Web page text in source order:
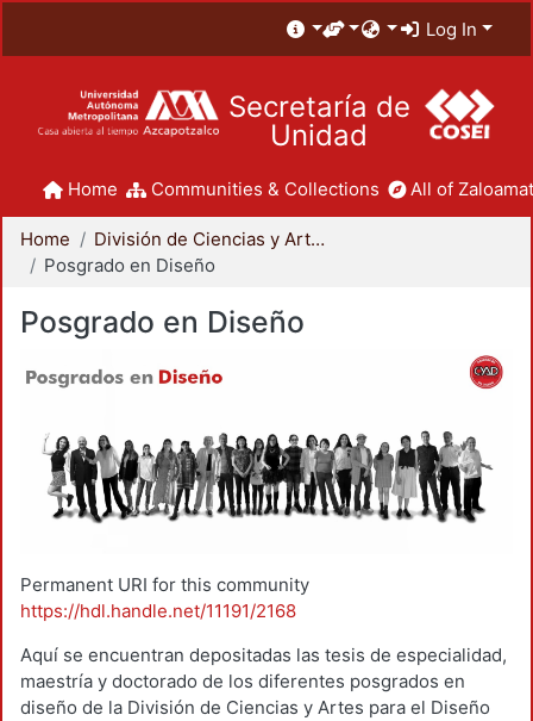
Log In
Secretaría de
Unidad
Home Communities & Collections All of
Home
División de Ciencias y Artes para el Diseño
Posgrado en Diseño
Posgrado en Diseño
Permanent URI for this community
https://hdl.handle.net/11191/2168
Aquí se encuentran depositadas las tesis de especialidad,
maestría y doctorado de los diferentes posgrados en
diseño de la División de Ciencias y Artes para el Diseño